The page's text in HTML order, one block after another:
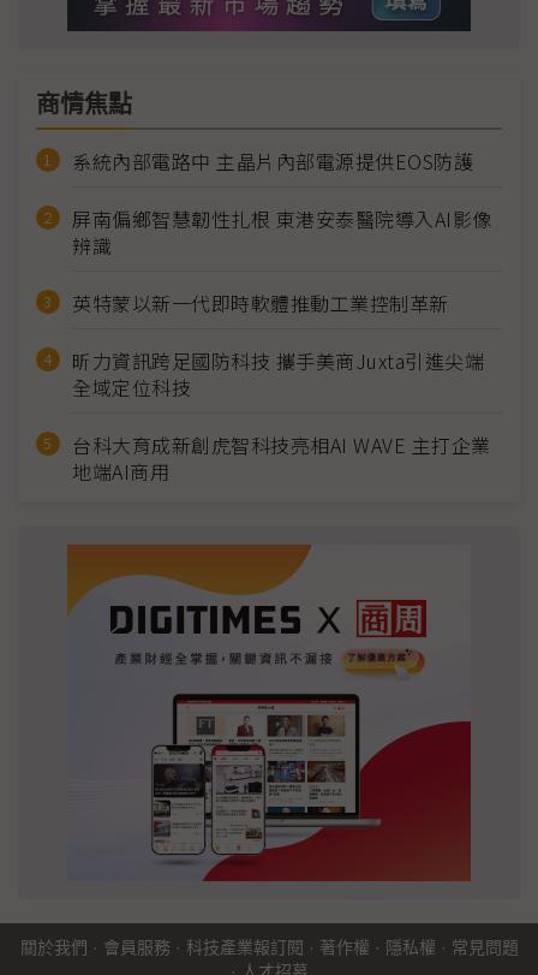
商情焦點
系統內部電路中 主晶片內部電源提供EOS防護
屏南偏鄉智慧韌性扎根 東港安泰醫院導入AI影像
辨識
英特蒙以新一代即時軟體推動工業控制革新
昕力資訊跨足國防科技 攜手美商Juxta引進尖端
全域定位科技
台科大育成新創虎智科技亮相AI WAVE 主打企業
地端AI商用
關於我們 · 會員服務 · 科技產業報訂閱 · 著作權 · 隱私權 · 常見問題